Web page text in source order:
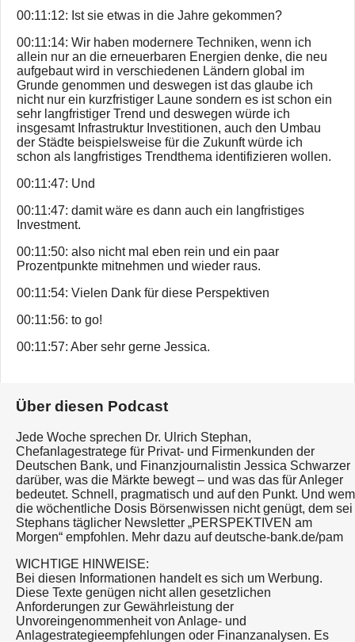
00:11:12: Ist sie etwas in die Jahre gekommen?
00:11:14: Wir haben modernere Techniken, wenn ich
allein nur an die erneuerbaren Energien denke, die neu
aufgebaut wird in verschiedenen Ländern global im
Grunde genommen und deswegen ist das glaube ich
nicht nur ein kurzfristiger Laune sondern es ist schon ein
sehr langfristiger Trend und deswegen würde ich
insgesamt Infrastruktur Investitionen, auch den Umbau
der Städte beispielsweise für die Zukunft würde ich
schon als langfristiges Trendthema identifizieren wollen.
00:11:47: Und
00:11:47: damit wäre es dann auch ein langfristiges
Investment.
00:11:50: also nicht mal eben rein und ein paar
Prozentpunkte mitnehmen und wieder raus.
00:11:54: Vielen Dank für diese Perspektiven
00:11:56: to go!
00:11:57: Aber sehr gerne Jessica.
Über diesen Podcast
Jede Woche sprechen Dr. Ulrich Stephan,
Chefanlagestratege für Privat- und Firmenkunden der
Deutschen Bank, und Finanzjournalistin Jessica Schwarzer
darüber, was die Märkte bewegt – und was das für Anleger
bedeutet. Schnell, pragmatisch und auf den Punkt. Und wem
die wöchentliche Dosis Börsenwissen nicht genügt, dem sei
Stephans täglicher Newsletter „PERSPEKTIVEN am
Morgen“ empfohlen. Mehr dazu auf deutsche-bank.de/pam
WICHTIGE HINWEISE:
Bei diesen Informationen handelt es sich um Werbung.
Diese Texte genügen nicht allen gesetzlichen
Anforderungen zur Gewährleistung der
Unvoreingenommenheit von Anlage- und
Anlagestrategieempfehlungen oder Finanzanalysen. Es